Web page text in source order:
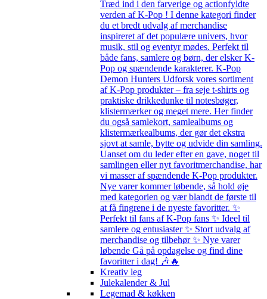
Træd ind i den farverige og actionfyldte
verden af K-Pop ! I denne kategori finder
du et bredt udvalg af merchandise
inspireret af det populære univers, hvor
musik, stil og eventyr mødes. Perfekt til
både fans, samlere og børn, der elsker K-
Pop og spændende karakterer. K-Pop
Demon Hunters Udforsk vores sortiment
af K-Pop produkter – fra seje t-shirts og
praktiske drikkedunke til notesbøger,
klistermærker og meget mere. Her finder
du også samlekort, samlealbums og
klistermærkealbums, der gør det ekstra
sjovt at samle, bytte og udvide din samling.
Uanset om du leder efter en gave, noget til
samlingen eller nyt favoritmerchandise, har
vi masser af spændende K-Pop produkter.
Nye varer kommer løbende, så hold øje
med kategorien og vær blandt de første til
at få fingrene i de nyeste favoritter. ✨
Perfekt til fans af K-Pop fans ✨ Ideel til
samlere og entusiaster ✨ Stort udvalg af
merchandise og tilbehør ✨ Nye varer
løbende Gå på opdagelse og find dine
favoritter i dag! 🎶🔥
Kreativ leg
Julekalender & Jul
Legemad & køkken